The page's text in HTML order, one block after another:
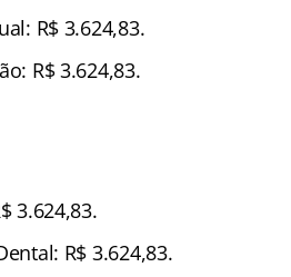
R$ 3.624,83.
R$ 3.624,83.
3.624,83.
R$ 3.624,83.